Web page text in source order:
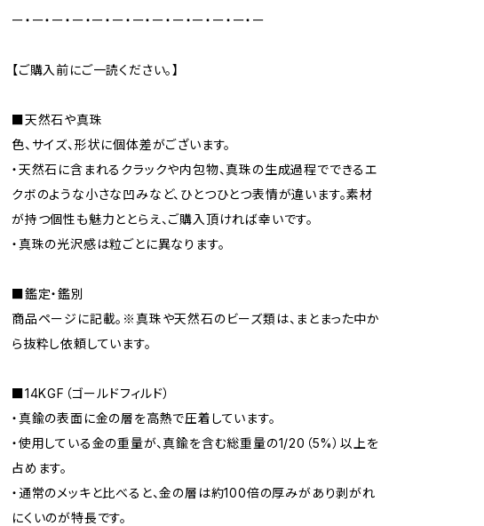
ー・ー・ー・ー・ー・ー・ー・ー・ー・ー・ー・ー・ー
【ご購入前にご一読ください。】
■天然石や真珠
色、サイズ、形状に個体差がございます。
・天然石に含まれるクラックや内包物、真珠の生成過程でできるエ
クボのような小さな凹みなど、ひとつひとつ表情が違います。素材
が持つ個性も魅力ととらえ、ご購入頂ければ幸いです。
・真珠の光沢感は粒ごとに異なります。
■鑑定・鑑別
商品ページに記載。※真珠や天然石のビーズ類は、まとまった中か
ら抜粋し依頼しています。
■14KGF（ゴールドフィルド）
・真鍮の表面に金の層を高熱で圧着しています。
・使用している金の重量が、真鍮を含む総重量の1/20（5%）以上を
占めます。
・通常のメッキと比べると、金の層は約100倍の厚みがあり剥がれ
にくいのが特長です。